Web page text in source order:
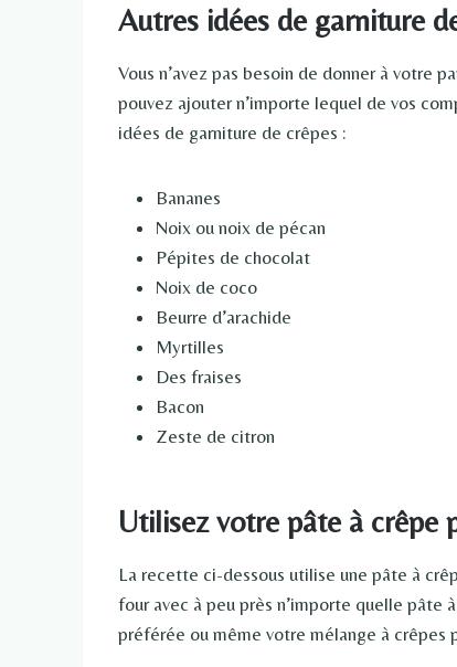
Autres idées de garniture
Vous n’avez pas besoin de donner à votre
pouvez ajouter n’importe lequel de vos
idées de garniture de crêpes :
Bananes
Noix ou noix de pécan
Pépites de chocolat
Noix de coco
Beurre d’arachide
Myrtilles
Des fraises
Bacon
Zeste de citron
Utilisez votre pâte à crêpe
La recette ci-dessous utilise une pâte à
four avec à peu près n’importe quelle pâte
préférée ou même votre mélange à crêpes